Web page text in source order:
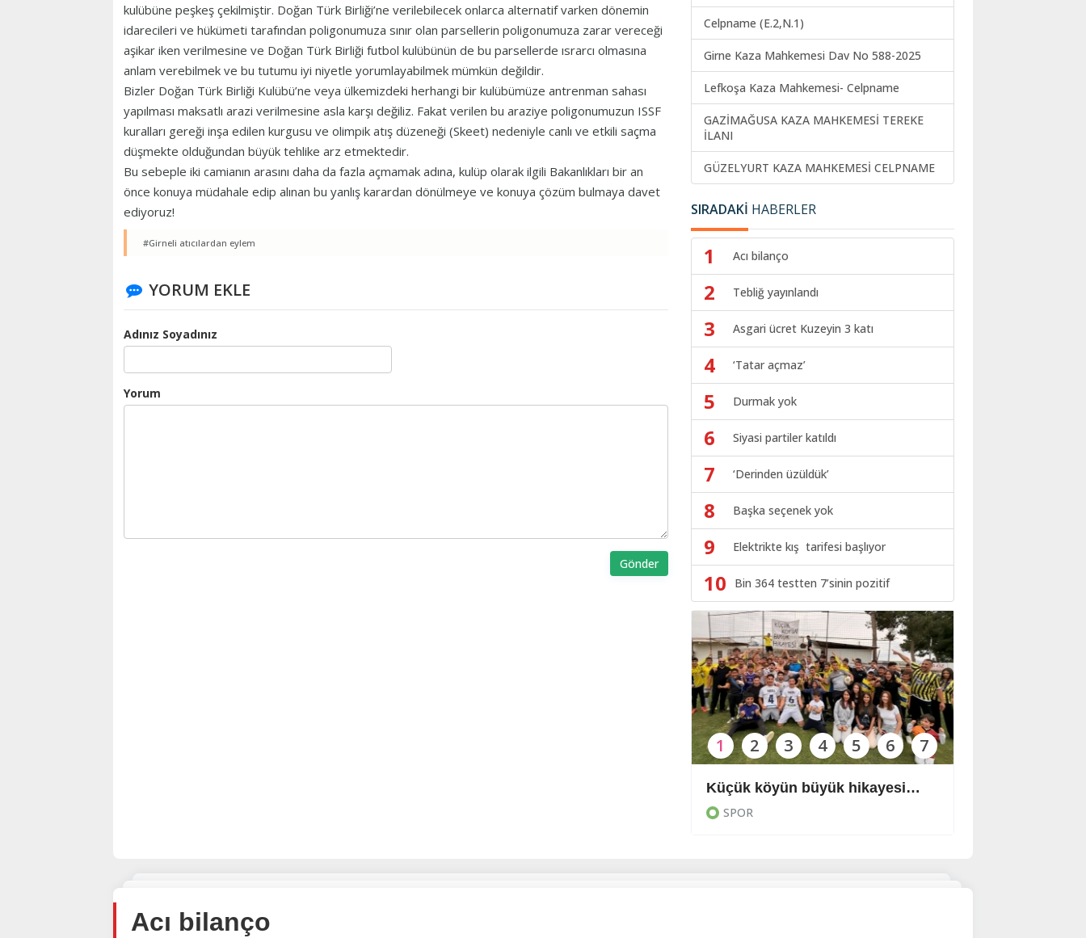
kulübüne peşkeş çekilmiştir. Doğan Türk Birliği’ne verilebilecek onlarca alternatif varken dönemin
idarecileri ve hükümeti tarafından poligonumuza sınır olan parsellerin poligonumuza zarar vereceği
aşikar iken verilmesine ve Doğan Türk Birliği futbol kulübünün de bu parsellerde ısrarcı olmasına
anlam verebilmek ve bu tutumu iyi niyetle yorumlayabilmek mümkün değildir.
Bizler Doğan Türk Birliği Kulübü’ne veya ülkemizdeki herhangi bir kulübümüze antrenman sahası
yapılması maksatlı arazi verilmesine asla karşı değiliz. Fakat verilen bu araziye poligonumuzun ISSF
kuralları gereği inşa edilen kurgusu ve olimpik atış düzeneği (Skeet) nedeniyle canlı ve etkili saçma
düşmekte olduğundan büyük tehlike arz etmektedir.
Bu sebeple iki camianın arasını daha da fazla açmamak adına, kulüp olarak ilgili Bakanlıkları bir an
önce konuya müdahale edip alınan bu yanlış karardan dönülmeye ve konuya çözüm bulmaya davet
ediyoruz!
#Girneli atıcılardan eylem
YORUM EKLE
Adınız Soyadınız
Yorum
Gönder
Celpname (E.2,N.1)
Girne Kaza Mahkemesi Dav No 588-2025
Lefkoşa Kaza Mahkemesi- Celpname
GAZİMAĞUSA KAZA MAHKEMESİ TEREKE
İLANI
GÜZELYURT KAZA MAHKEMESİ CELPNAME
SIRADAKİ HABERLER
1 Acı bilanço
2 Tebliğ yayınlandı
3 Asgari ücret Kuzeyin 3 katı
4 ‘Tatar açmaz’
5 Durmak yok
6 Siyasi partiler katıldı
7 ‘Derinden üzüldük’
8 Başka seçenek yok
9 Elektrikte kış tarifesi başlıyor
10 Bin 364 testten 7’sinin pozitif
Küçük köyün büyük hikayesi…
SPOR
1 2 3 4 5 6 7
Acı bilanço